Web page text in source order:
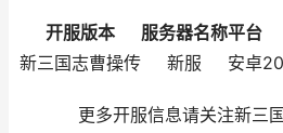
开服版本 服务器名称平台
新三国志曹操传
新服 安卓
更多开服信息请关注新三